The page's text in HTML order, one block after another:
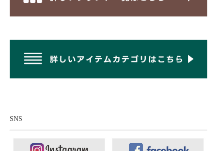
■ボトムス：Upscape Audience オーディエンス ボンバーヒート
トラックパンツ
■シューズ：REPRODUCTION OF FOUND リプロダクションオ
SNS